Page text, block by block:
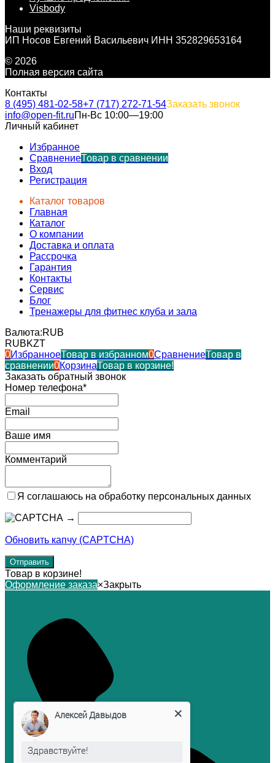
Visbody
Наши реквизиты
ИП Носов Евгений Васильевич ИНН 352829653164
© 2026
Полная версия сайта
Контакты
8 (495) 481-02-58+7 (717) 272-71-54Заказать звонок
info@open-fit.ruПн-Вс 10:00—19:00
Личный кабинет
Избранное
СравнениеТовар в сравнении
Вход
Регистрация
Каталог товаров
Главная
Каталог
О компании
Доставка и оплата
Рассрочка
Гарантия
Контакты
Сервис
Блог
Тренажеры для фитнес клуба и зала
Валюта:RUB
RUBKZT
0ИзбранноеТовар в избранном0СравнениеТовар в
сравнении0КорзинаТовар в корзине!
Заказать обратный звонок
Номер телефона*
Email
Ваше имя
Комментарий
Я соглашаюсь на обработку персональных данных
→
Обновить капчу (CAPTCHA)
Товар в корзине!
Оформление заказа×Закрыть
Алексей Давыдов
Здравствуйте!